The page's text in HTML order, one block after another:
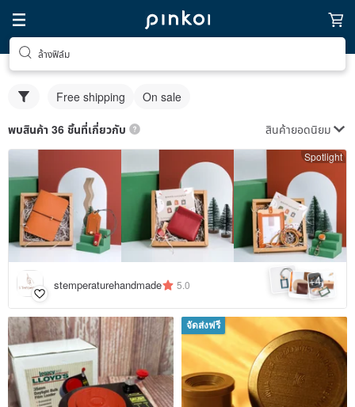
ล้างฟิล์ม
Free shipping On sale
พบสินค้า 36 ชิ้นที่เกี่ยวกับ สินค้ายอดนิยม
Spotlight
stemperaturehandmade 5.0 +4
จัดส่งฟรี